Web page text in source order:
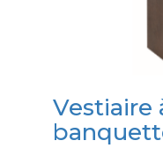
Vestiaire